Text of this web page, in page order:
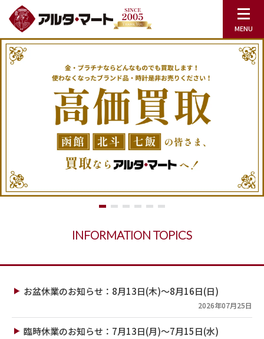
INFORMATION TOPICS
お盆休業のお知らせ：8月13日(木)～8月16日(日)
2026年07月25日
臨時休業のお知らせ：7月13日(月)～7月15日(水)